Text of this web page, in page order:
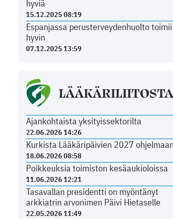
hyviä
15.12.2025 08:19
Espanjassa perusterveydenhuolto toimii
hyvin
07.12.2025 13:59
LÄÄKÄRILIITOSTA
Ajankohtaista yksityissektorilta
22.06.2026 14:26
Kurkista Lääkäripäivien 2027 ohjelmaan
18.06.2026 08:58
Poikkeuksia toimiston kesäaukioloissa
11.06.2026 12:21
Tasavallan presidentti on myöntänyt
arkkiatrin arvonimen Päivi Hietaselle
22.05.2026 11:49